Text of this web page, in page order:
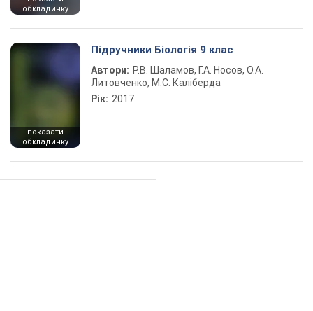
обкладинку
показати
обкладинку
Підручники Біологія 9 клас
Автори: Р.В. Шаламов, Г.А. Носов, О.А.
Литовченко, М.С. Каліберда
Рік: 2017